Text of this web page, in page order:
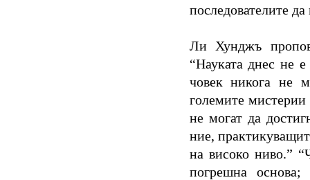
последователите да
Ли Хунджъ
“Науката днес не
човек никога не
големите
не могат да
ние,
на високо ниво.”
погрешна основа;